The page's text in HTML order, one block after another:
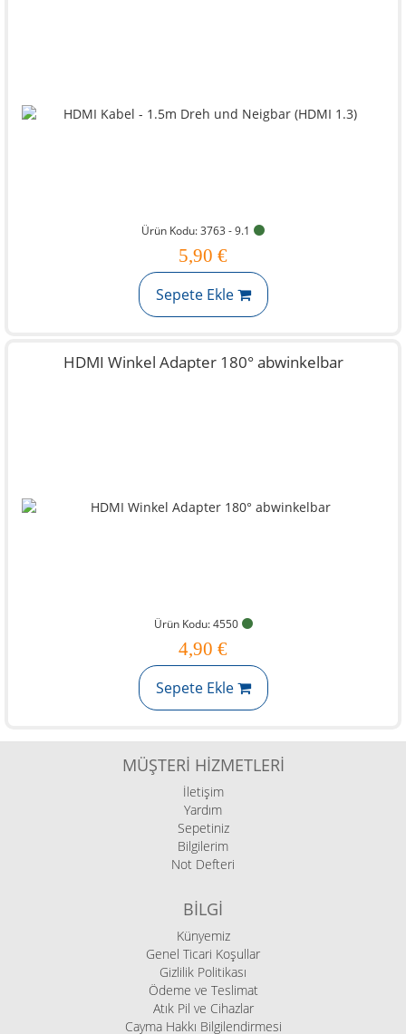
Ürün Kodu: 3763 - 9.1
5,90 €
Sepete Ekle
HDMI Winkel Adapter 180° abwinkelbar
Ürün Kodu: 4550
4,90 €
Sepete Ekle
MÜŞTERI HIZMETLERI
İletişim
Yardım
Sepetiniz
Bilgilerim
Not Defteri
BILGI
Künyemiz
Genel Ticari Koşullar
Gizlilik Politikası
Ödeme ve Teslimat
Atık Pil ve Cihazlar
Cayma Hakkı Bilgilendirmesi